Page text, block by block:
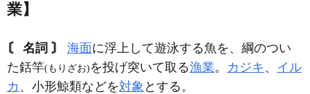
業】
〘 名詞 〙 海面に浮上して遊泳する魚を、綱のつい
た銛竿(もりざお)を投げ突いて取る漁業。 カジキ 、 イル
カ 、小形鯨類などを対象 とする。